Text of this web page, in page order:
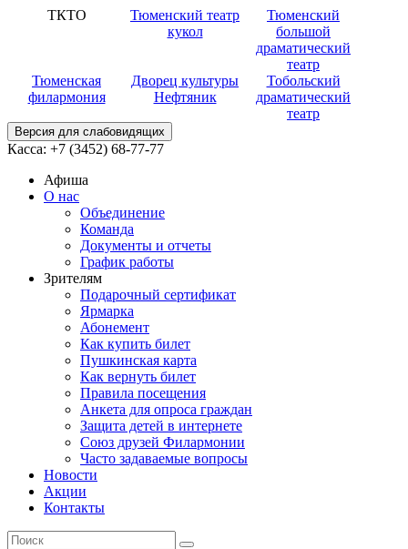
ТКТО
Тюменский театр
кукол
Тюменский
большой
драматический
театр
Тюменская
филармония
Дворец культуры
Нефтяник
Тобольский
драматический
театр
Версия для слабовидящих
Касса: +7 (3452) 68-77-77
Афиша
О нас
Объединение
Команда
Документы и отчеты
График работы
Зрителям
Подарочный сертификат
Ярмарка
Абонемент
Как купить билет
Пушкинская карта
Как вернуть билет
Правила посещения
Анкета для опроса граждан
Защита детей в интернете
Союз друзей Филармонии
Часто задаваемые вопросы
Новости
Акции
Контакты